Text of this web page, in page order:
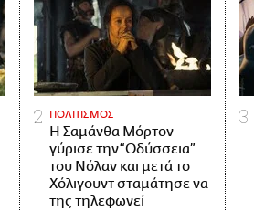
ΠΟΛΙΤΙΣΜΟΣ
Η Σαμάνθα Μόρτον
γύρισε την “Οδύσσεια”
του Νόλαν και μετά το
Χόλιγουντ σταμάτησε να
της τηλεφωνεί